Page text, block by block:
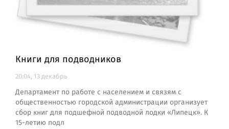
Книги для подводников
20:04, 13 декабрь
Департамент по работе с населением и связям с
общественностью городской администрации организует
сбор книг для подшефной подводной лодки «Липецк». К
15-летию подл